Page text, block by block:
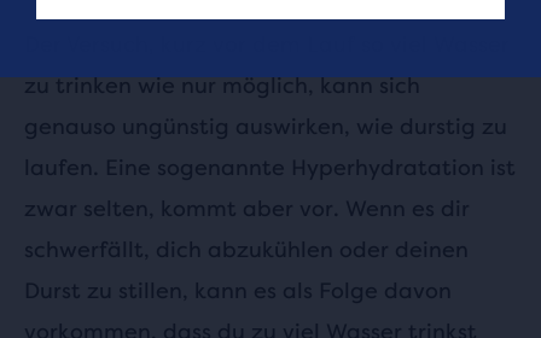
zu trinken wie nur möglich, kann sich
genauso ungünstig auswirken, wie durstig zu
laufen. Eine sogenannte Hyperhydratation ist
zwar selten, kommt aber vor. Wenn es dir
schwerfällt, dich abzukühlen oder deinen
Durst zu stillen, kann es als Folge davon
vorkommen, dass du zu viel Wasser trinkst